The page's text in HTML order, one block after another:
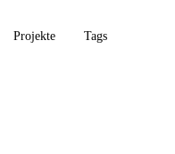
Projekte Tags